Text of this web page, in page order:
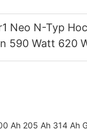
Neo N-Typ
590 Watt 620
Modul mit